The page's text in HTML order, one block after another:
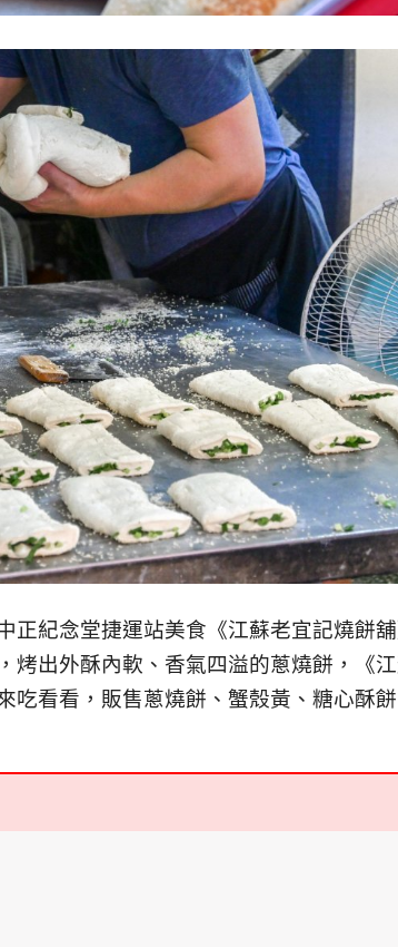
正紀念堂捷運站美食《江蘇老宜記燒餅
烤出外酥內軟、香氣四溢的蔥燒餅，《
吃看看 ，販售蔥燒餅、蟹殼黃、糖心酥